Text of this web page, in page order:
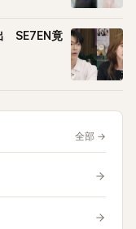
SE7EN竟
全部 →